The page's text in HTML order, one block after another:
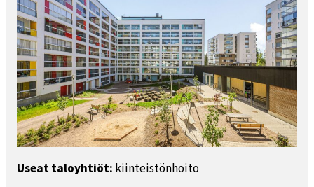
Useat taloyhtiöt: kiinteistönhoito